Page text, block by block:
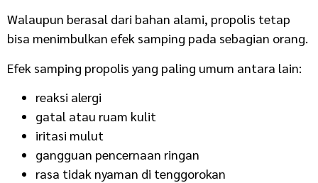
Walaupun berasal dari bahan alami, propolis tetap
bisa menimbulkan efek samping pada sebagian orang.
Efek samping propolis yang paling umum antara lain:
reaksi alergi
gatal atau ruam kulit
iritasi mulut
gangguan pencernaan ringan
rasa tidak nyaman di tenggorokan